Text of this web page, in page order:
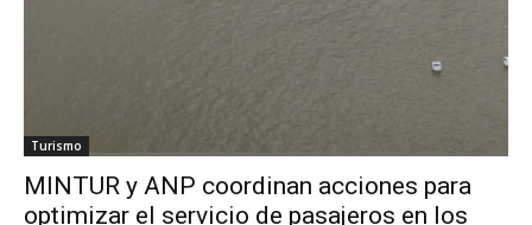
Turismo
MINTUR y ANP coordinan acciones para
optimizar el servicio de pasajeros en los